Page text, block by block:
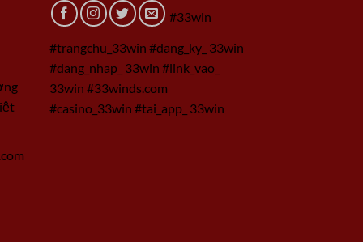
#33win
#trangchu_33win #dang_ky_ 33win
#dang_nhap_ 33win #link_vao_
33win #33winds.com
#casino_33win #tai_app_ 33win